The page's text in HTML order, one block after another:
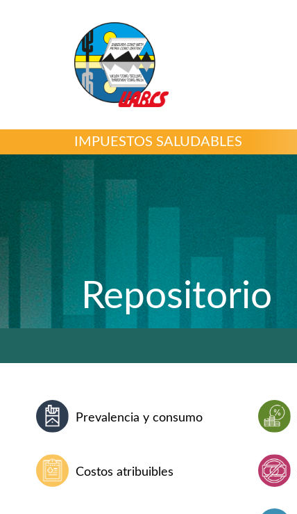
IMPUESTOS SALUDABLES
Repositorio
Prevalencia y consumo
Costos atribuibles